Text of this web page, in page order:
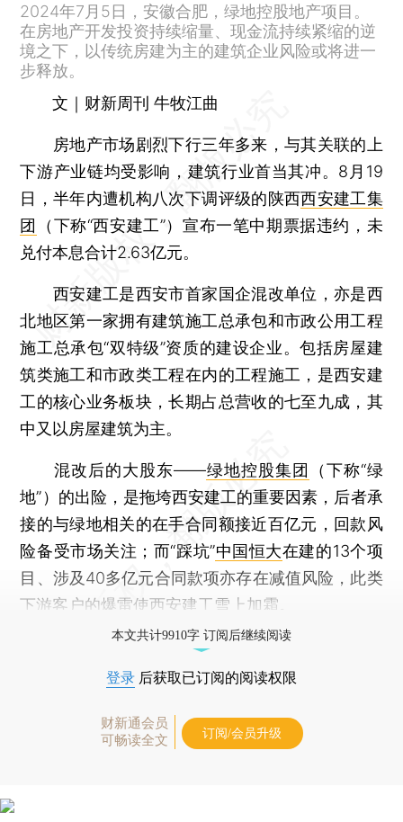
2024年7月5日，安徽合肥，绿地控股地产项目。
在房地产开发投资持续缩量、现金流持续紧缩的逆
境之下，以传统房建为主的建筑企业风险或将进一
步释放。
文｜财新周刊 牛牧江曲
房地产市场剧烈下行三年多来，与其关联的上
下游产业链均受影响，建筑行业首当其冲。8月19
日，半年内遭机构八次下调评级的陕西西安建工集
团
（下称“西安建工”）宣布一笔中期票据违约，未
兑付本息合计2.63亿元。
西安建工是西安市首家国企混改单位，亦是西
北地区第一家拥有建筑施工总承包和市政公用工程
施工总承包“双特级”资质的建设企业。包括房屋建
筑类施工和市政类工程在内的工程施工，是西安建
工的核心业务板块，长期占总营收的七至九成，其
中又以房屋建筑为主。
混改后的大股东——绿地控股集团
（下称“绿
地”）的出险，是拖垮西安建工的重要因素，后者承
接的与绿地相关的在手合同额接近百亿元，回款风
险备受市场关注；而“踩坑”中国恒大在建的13个项
目、涉及40多亿元合同款项亦存在减值风险，此类
下游客户的爆雷使西安建工雪上加霜。
本文共计9910字 订阅后继续阅读
登录 后获取已订阅的阅读权限
财新通会员
可畅读全文
订阅/会员升级